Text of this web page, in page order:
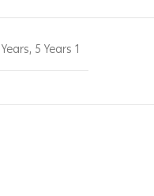
1 Year
, 5 Years